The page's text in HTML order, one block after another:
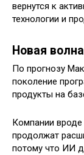
вернутся к
технологии и
Новая
По прогнозу
поколение
продукты на
Компании
продолжат
потому что ИИ